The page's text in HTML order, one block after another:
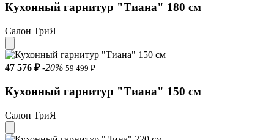
Кухонный гарнитур "Тиана" 180 см
Салон ТриЯ
47 576 ₽ -20% 59 499 ₽
Кухонный гарнитур "Тиана" 150 см
Салон ТриЯ